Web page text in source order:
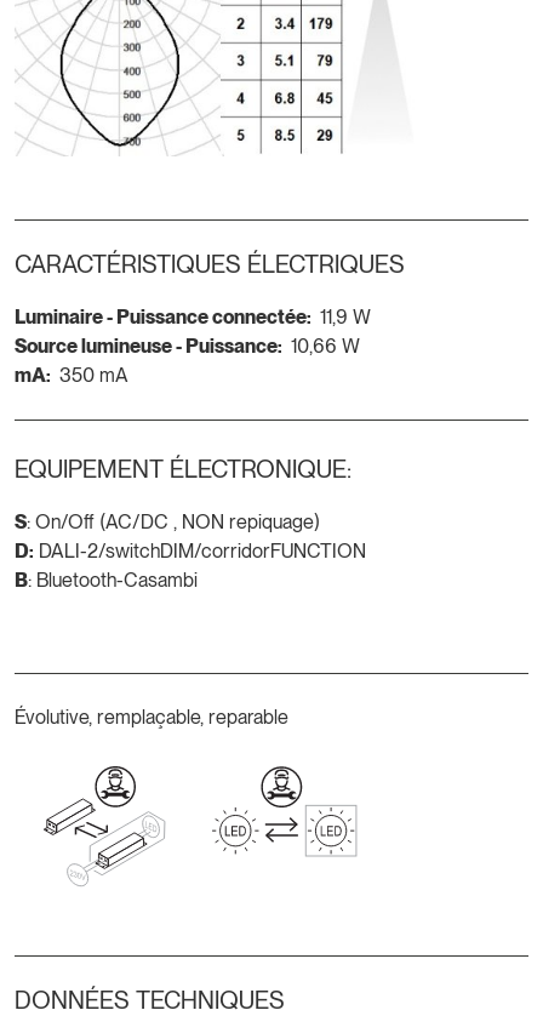
CARACTÉRISTIQUES ÉLECTRIQUES
Luminaire - Puissance connectée: 11,9 W
Source lumineuse - Puissance: 10,66 W
mA: 350 mA
EQUIPEMENT ÉLECTRONIQUE:
S: On/Off (AC/DC , NON repiquage)
D: DALI-2/switchDIM/corridorFUNCTION
B: Bluetooth-Casambi
Évolutive, remplaçable, reparable
DONNÉES TECHNIQUES